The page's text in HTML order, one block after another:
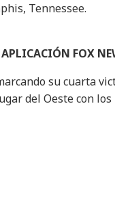
Tennessee.
FOX
su cuarta
del Oeste con los